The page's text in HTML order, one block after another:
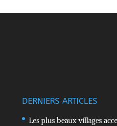
DERNIERS ARTICLES
Les plus beaux villages